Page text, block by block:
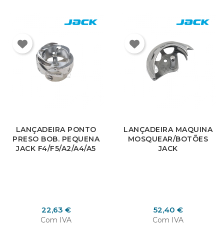
LANÇADEIRA PONTO
PRESO BOB. PEQUENA
JACK F4/F5/A2/A4/A5
Preço
22,63 €
Com IVA
LANÇADEIRA MAQUINA
MOSQUEAR/BOTÕES
JACK
Preço
52,40 €
Com IVA
Entrar ×
You need to be logged in to save products in your
Cancelar Entrar